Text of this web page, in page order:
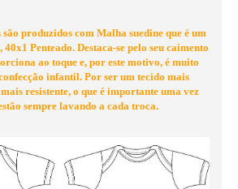
são produzidos com Malha suedine que é um
Penteado. Destaca-se pelo seu caimento
ao toque e, por este motivo, é muito
infantil. Por ser um tecido mais
resistente, o que é importante uma vez
sempre lavando a cada troca.